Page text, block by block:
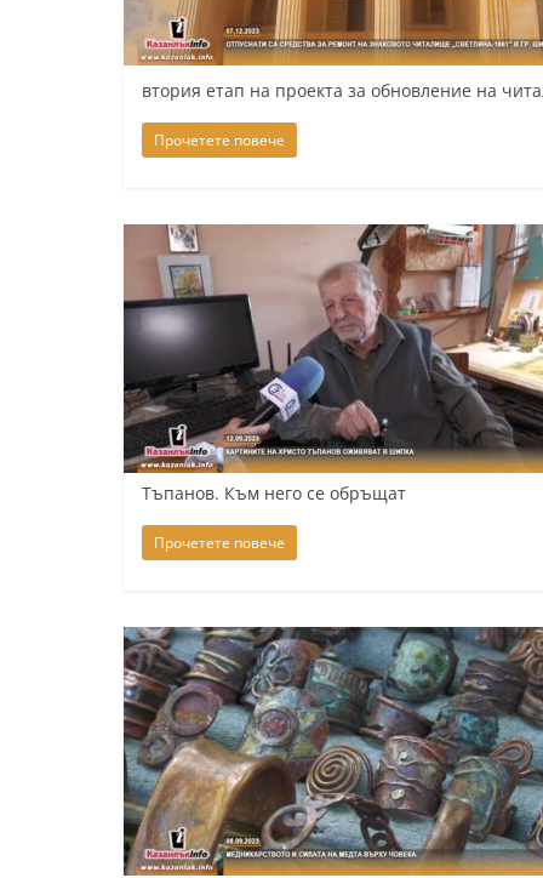
втория етап на проекта за обновление на
Прочетете повече
Тъпанов. Към него се обръщат
Прочетете повече